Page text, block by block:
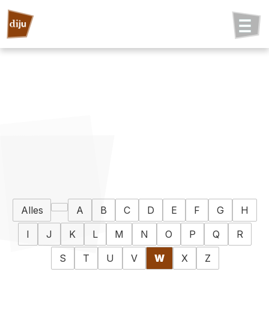
Alles A B C D E F G
H
I
J K L M N O P Q
R
S
T U V W X Z